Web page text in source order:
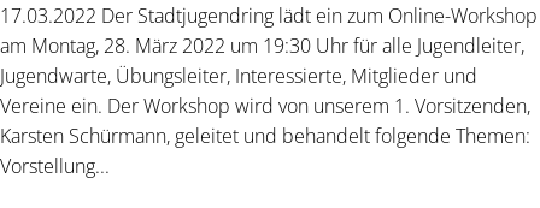
17.03.2022 Der Stadtjugendring lädt ein zum Online-Workshop
am Montag, 28. März 2022 um 19:30 Uhr für alle Jugendleiter,
Jugendwarte, Übungsleiter, Interessierte, Mitglieder und
Vereine ein. Der Workshop wird von unserem 1. Vorsitzenden,
Karsten Schürmann, geleitet und behandelt folgende Themen:
Vorstellung...